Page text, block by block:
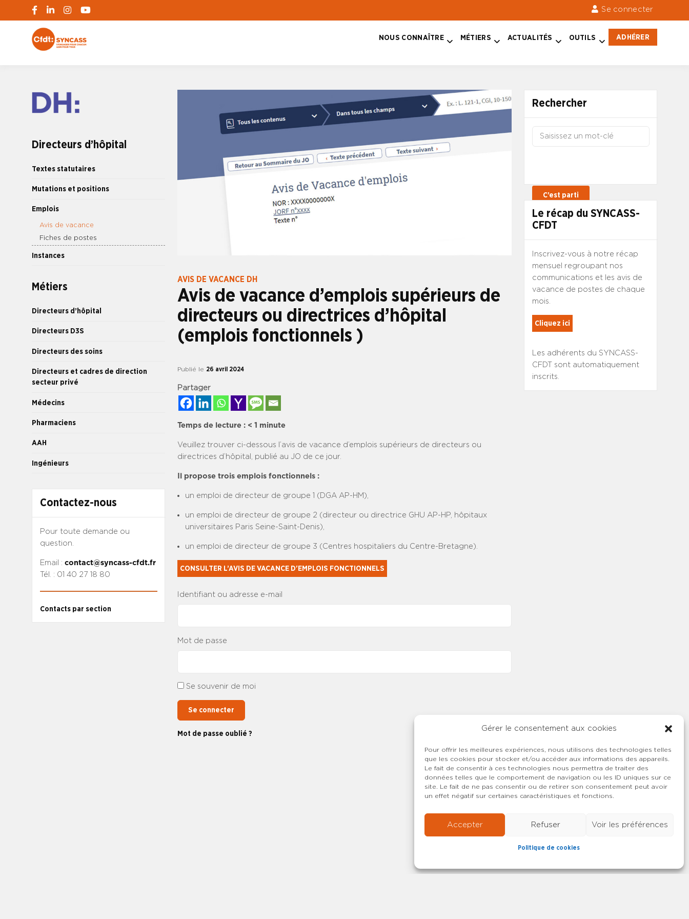
Gérer le consentement aux cookies
Pour offrir les meilleures expériences, nous utilisons des technologies telles
que les cookies pour stocker et/ou accéder aux informations des appareils.
Le fait de consentir à ces technologies nous permettra de traiter des
données telles que le comportement de navigation ou les ID uniques sur ce
site. Le fait de ne pas consentir ou de retirer son consentement peut avoir
un effet négatif sur certaines caractéristiques et fonctions.
Accepter Refuser Voir les préférences
Politique de cookies
Se connecter
NOUS CONNAÎTRE MÉTIERS ACTUALITÉS OUTILS ADHÉRER
Directeurs d’hôpital
Textes statutaires
Mutations et positions
Emplois
Avis de vacance
Fiches de postes
Instances
Métiers
Directeurs d’hôpital
Directeurs D3S
Directeurs des soins
Directeurs et cadres de direction
secteur privé
Médecins
Pharmaciens
AAH
Ingénieurs
Contactez-nous
Pour toute demande ou
question.
Email : contact@syncass-cfdt.fr
Tél. : 01 40 27 18 80
Contacts par section
AVIS DE VACANCE DH
Avis de vacance d’emplois supérieurs de
directeurs ou directrices d’hôpital
(emplois fonctionnels )
Publié le 26 avril 2024
Partager
Temps de lecture : < 1 minute
Veuillez trouver ci-dessous l’avis de vacance d’emplois supérieurs de directeurs ou
directrices d’hôpital, publié au JO de ce jour.
Il propose trois emplois fonctionnels :
un emploi de directeur de groupe 1 (DGA AP-HM),
un emploi de directeur de groupe 2 (directeur ou directrice GHU AP-HP, hôpitaux
universitaires Paris Seine-Saint-Denis),
un emploi de directeur de groupe 3 (Centres hospitaliers du Centre-Bretagne).
CONSULTER L’AVIS DE VACANCE D'EMPLOIS FONCTIONNELS
Identifiant ou adresse e-mail
Mot de passe
Se souvenir de moi
Se connecter
Mot de passe oublié ?
Rechercher
Le récap du SYNCASS-
CFDT
Inscrivez-vous à notre récap
mensuel regroupant nos
communications et les avis de
vacance de postes de chaque
mois.
Cliquez ici
Les adhérents du SYNCASS-
CFDT sont automatiquement
inscrits.